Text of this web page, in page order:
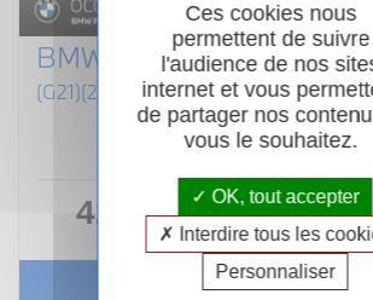
BMW SERIE 3 TOURING
(G21)(2) 320D TOURING XDRIVE 190
Diesel 04/2024
42 990 € ou
/
Voir le véhicule
Ces cookies nous
permettent de suivre
l'audience de nos
internet et vous
de partager nos
vous le souhaitez.
OK, tout accepter
Interdire tous les
Personnaliser